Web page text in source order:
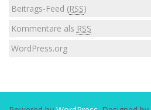
Beitrags-Feed (RSS)
Kommentare als RSS
WordPress.org